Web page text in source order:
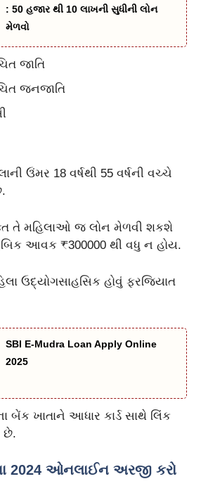
: 50 હજાર થી 10 લાખની સુધીની લોન
મેળવો
જાતિ
જનજાતિ
ઉંમર 18 વર્ષથી 55 વર્ષની વચ્ચે
તે મહિલાઓ જ લોન મેળવી શકશે
આવક ₹300000 થી વધુ ન હોય.
ઉદ્યોગસાહસિક હોવું ફરજિયાત
SBI E-Mudra Loan Apply Online
2025
બેંક ખાતાને આધાર કાર્ડ સાથે લિંક
છે.
2024 ઓનલાઈન અરજી કરો